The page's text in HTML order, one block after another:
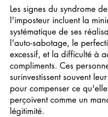
Les signes du syndrome de
l'imposteur incluent la
systématique de ses
l'auto-sabotage, le
excessif, et la difficulté à
compliments. Ces
surinvestissent souvent
pour compenser ce
perçoivent comme un
légitimité.